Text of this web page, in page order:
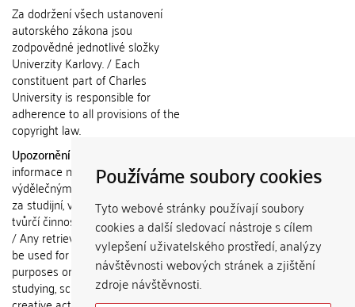
Používáme soubory cookies
Tyto webové stránky používají soubory
cookies a další sledovací nástroje s cílem
vylepšení uživatelského prostředí, analýzy
návštěvnosti webových stránek a zjištění
zdroje návštěvnosti.
Za dodržení všech ustanovení
autorského zákona jsou
zodpovědné jednotlivé složky
Univerzity Karlovy. / Each
constituent part of Charles
University is responsible for
adherence to all provisions of the
copyright law.
Upozornění / Notice:
informace nemohou být použity k
výdělečným účelům nebo vydávány
za studijní, vědeckou nebo jinou
tvůrčí činnost jiné osoby než autora.
/ Any retrieved information shall not
be used for any commercial
purposes or claimed as results of
studying, scientific or any other